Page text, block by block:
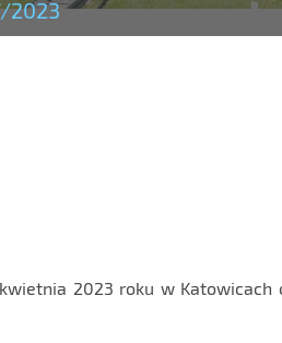
2023
2023 roku w Katowicach